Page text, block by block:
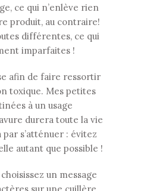
ce qui n’enlève rien
produit, au contraire!
différentes, ce qui
imparfaites !
afin de faire ressortir
toxique. Mes petites
à un usage
durera toute la vie
par s’atténuer : évitez
autant que possible !
un message